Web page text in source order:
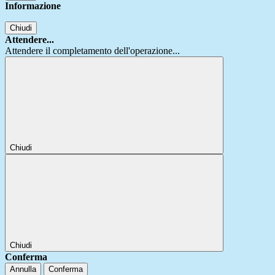
Informazione
Chiudi
Attendere...
Attendere il completamento dell'operazione...
Chiudi
Chiudi
Conferma
Annulla Conferma